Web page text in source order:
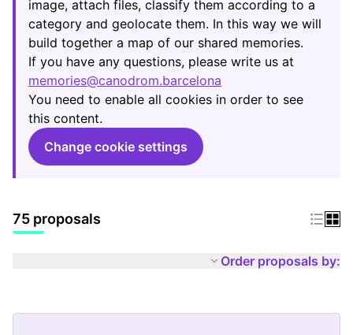
image, attach files, classify them according to a
category and geolocate them. In this way we will
build together a map of our shared memories.
If you have any questions, please write us at
memories@canodrom.barcelona
(Opens in new tab)
You need to enable all cookies in order to see
this content.
Change cookie settings
75 proposals
Order proposals by: